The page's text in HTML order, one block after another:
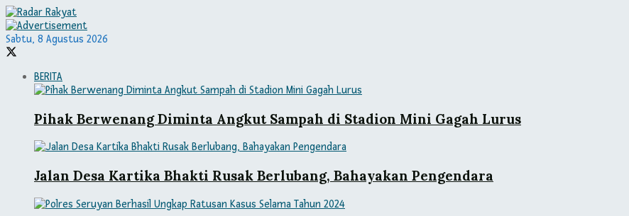
Sabtu, 8 Agustus 2026
BERITA
Pihak Berwenang Diminta Angkut Sampah di Stadion Mini Gagah Lurus
Jalan Desa Kartika Bhakti Rusak Berlubang, Bahayakan Pengendara